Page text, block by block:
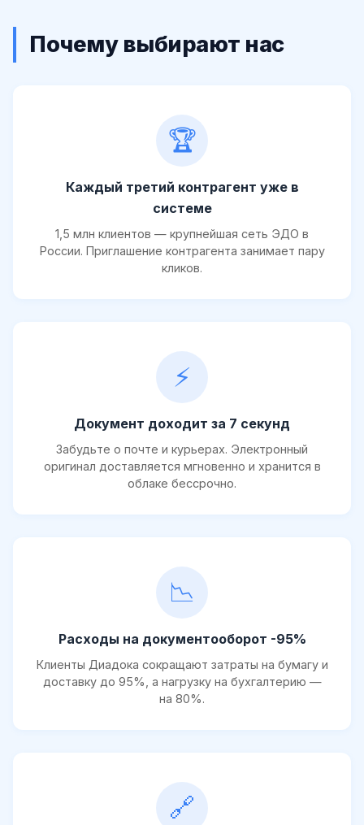
Почему выбирают нас
🏆
Каждый третий контрагент уже в
системе
1,5 млн клиентов — крупнейшая сеть ЭДО в
России. Приглашение контрагента занимает пару
кликов.
⚡
Документ доходит за 7 секунд
Забудьте о почте и курьерах. Электронный
оригинал доставляется мгновенно и хранится в
облаке бессрочно.
📉
Расходы на документооборот -95%
Клиенты Диадока сокращают затраты на бумагу и
доставку до 95%, а нагрузку на бухгалтерию —
на 80%.
🔗